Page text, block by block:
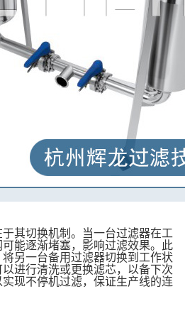
其切换机制。当一台过滤器在工
能逐渐堵塞，影响过滤效果。此
另一台备用过滤器切换到工作状
进行清洗或更换滤芯，以备下次
现不停机过滤，保证生产线的连